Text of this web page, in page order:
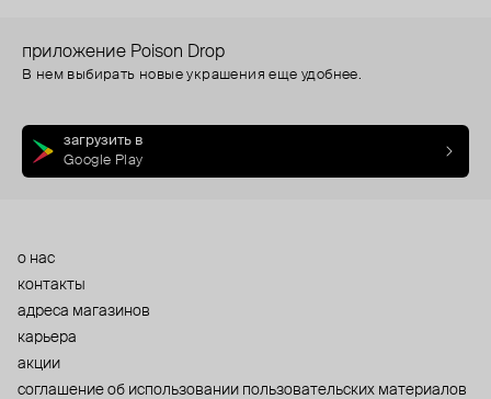
приложение Poison Drop
В нем выбирать новые украшения еще удобнее.
загрузить в
Google Play
о нас
контакты
адреса магазинов
карьера
акции
cоглашение об использовании пользовательских материалов